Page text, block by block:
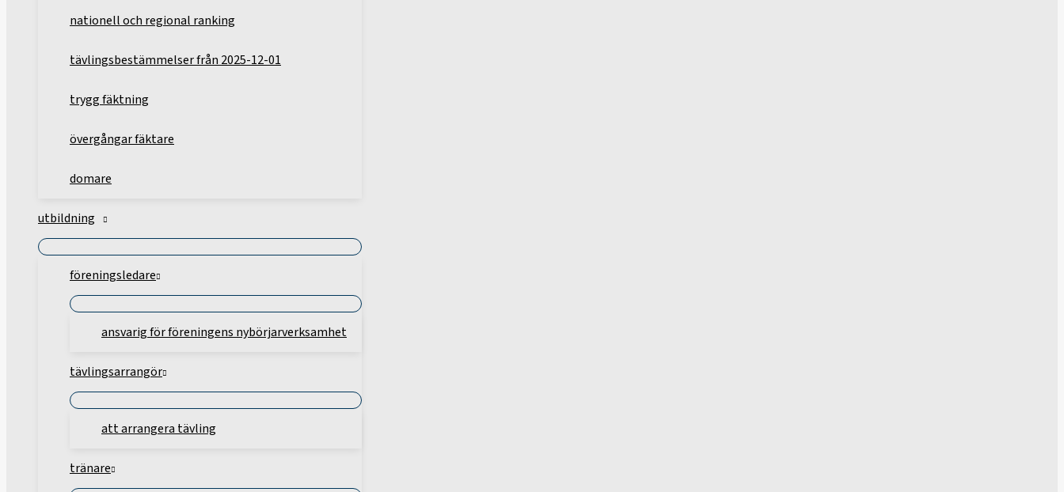
nationell och regional ranking
tävlingsbestämmelser från 2025-12-01
trygg fäktning
övergångar fäktare
domare
utbildning
föreningsledare
ansvarig för föreningens nybörjarverksamhet
tävlingsarrangör
att arrangera tävling
tränare